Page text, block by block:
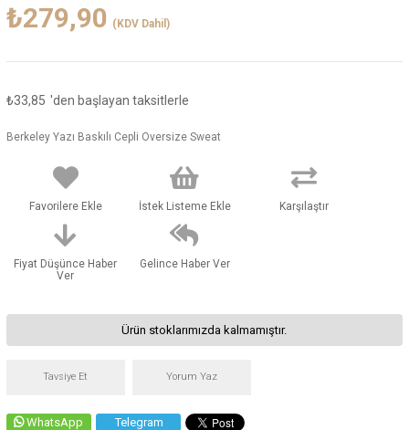
₺279,90 (KDV Dahil)
₺33,85 'den başlayan taksitlerle
Berkeley Yazı Baskılı Cepli Oversize Sweat
Favorilere Ekle İstek Listeme Ekle Karşılaştır
Fiyat Düşünce Haber
Ver
Gelince Haber Ver
Ürün stoklarımızda kalmamıştır.
Tavsiye Et Yorum Yaz
WhatsApp Telegram